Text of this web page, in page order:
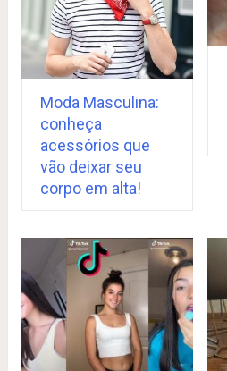
Moda Masculina:
conheça
acessórios que
vão deixar seu
corpo em alta!